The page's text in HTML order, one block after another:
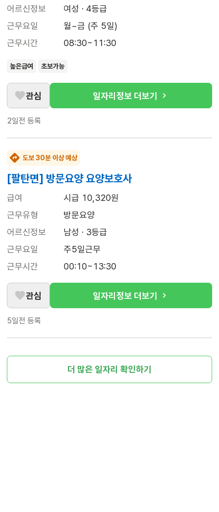
어르신정보
여성 · 4등급
근무요일
월~금 (주 5일)
근무시간
08:30~11:30
높은급여 초보가능
관심 일자리정보 더보기
2일전 등록
도보 30분 이상 예상
[팔탄면] 방문요양 요양보호사
급여
시급 10,320원
근무유형
방문요양
어르신정보
남성 · 3등급
근무요일
주5일근무
근무시간
00:10~13:30
관심 일자리정보 더보기
5일전 등록
더 많은 일자리 확인하기